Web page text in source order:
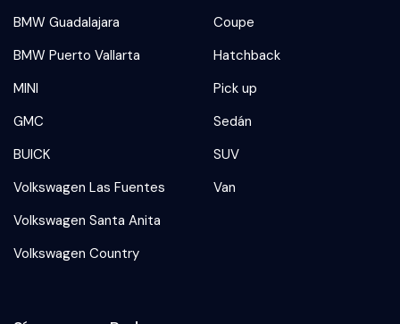
BMW Guadalajara
BMW Puerto Vallarta
MINI
GMC
BUICK
Volkswagen Las Fuentes
Volkswagen Santa Anita
Volkswagen Country
Coupe
Hatchback
Pick up
Sedán
SUV
Van